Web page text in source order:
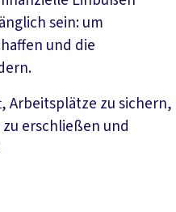
sein: um
und die
Arbeitsplätze zu sichern,
erschließen und